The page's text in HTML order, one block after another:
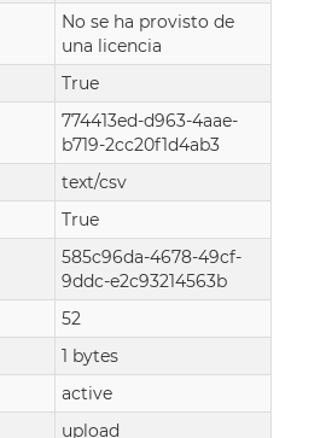
No se ha provisto de
una licencia
True
774413ed-d963-4aae-
b719-2cc20f1d4ab3
text/csv
True
585c96da-4678-49cf-
9ddc-e2c93214563b
52
1 bytes
active
upload